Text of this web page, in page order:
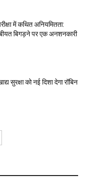
में कथित अनियमितता:
बिगड़ने पर एक अनशनकारी
सुरक्षा को नई दिशा देगा रॉबिन